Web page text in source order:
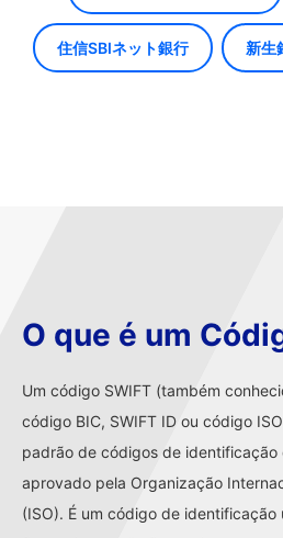
住信SBIネット銀行 新生
O que é um
Um código SWIFT (também
código BIC, SWIFT ID ou código
padrão de códigos de identificação
aprovado pela Organização
(ISO). É um código de